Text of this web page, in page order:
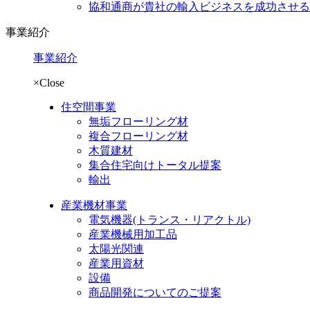
協和通商が貴社の輸入ビジネスを成功させ
事業紹介
事業紹介
×Close
住空間事業
無垢フローリング材
複合フローリング材
木質建材
集合住宅向けトータル提案
輸出
産業機材事業
電気機器(トランス・リアクトル)
産業機械用加工品
太陽光関連
産業用資材
設備
商品開発についてのご提案